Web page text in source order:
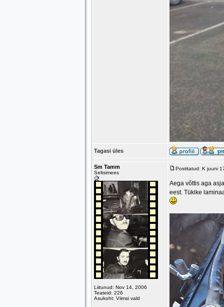
Tagasi üles
Sm Tamm
Seltsimees
Liitunud: Nov 14, 2006
Teateid: 226
Asukoht: Viimsi vald
Postitatud: K juuni
Aega võttis aga
eest. Tükike